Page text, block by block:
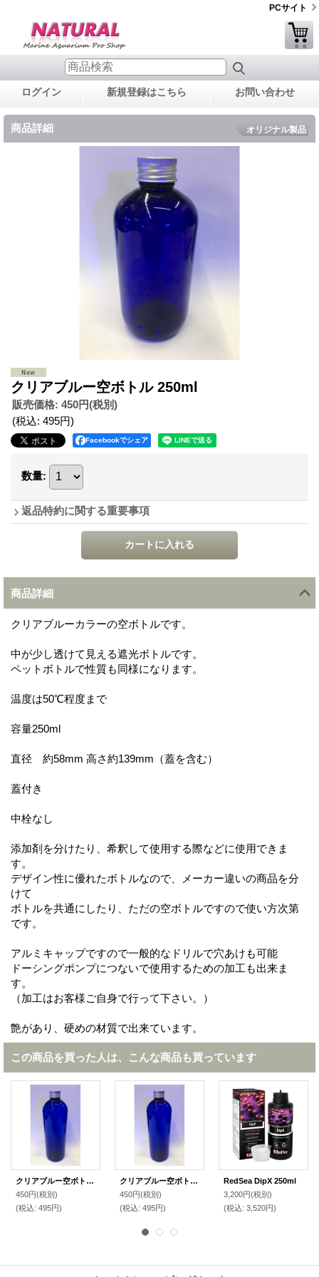
PCサイト
ログイン 新規登録はこちら お問い合わせ
商品詳細 オリジナル製品
クリアブルー空ボトル 250ml
販売価格: 450円(税別)
(税込: 495円)
Facebookでシェア
数量:
返品特約に関する重要事項
商品詳細
クリアブルーカラーの空ボトルです。
中が少し透けて見える遮光ボトルです。
ペットボトルで性質も同様になります。
温度は50℃程度まで
容量250ml
直径 約58mm 高さ約139mm（蓋を含む）
蓋付き
中栓なし
添加剤を分けたり、希釈して使用する際などに使用できま
す。
デザイン性に優れたボトルなので、メーカー違いの商品を分
けて
ボトルを共通にしたり、ただの空ボトルですので使い方次第
です。
アルミキャップですので一般的なドリルで穴あけも可能
ドーシングポンプにつないで使用するための加工も出来ま
す。
（加工はお客様ご自身で行って下さい。）
艶があり、硬めの材質で出来ています。
この商品を買った人は、こんな商品も買っています
クリアブルー空ボトル 500ml
450円(税別)
(税込: 495円)
クリアブルー空ボトル 500ml
450円(税別)
(税込: 495円)
RedSea DipX 250ml
3,200円(税別)
(税込: 3,520円)